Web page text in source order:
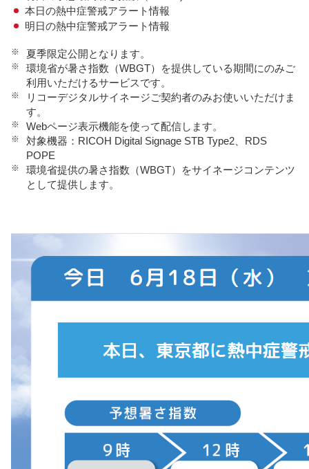
本日の熱中症警戒アラート情報
明日の熱中症警戒アラート情報
※ 夏季限定公開となります。
※
環境省が暑さ指数（WBGT）を提供している期間にのみご
利用いただけるサービスです。
※
リコーデジタルサイネージご契約者のみお使いいただけま
す。
※ Webページ表示機能を使って配信します。
※
対象機器：RICOH Digital Signage STB Type2、RDS
POPE
※
環境省提供の暑さ指数（WBGT）をサイネージコンテンツ
として提供します。